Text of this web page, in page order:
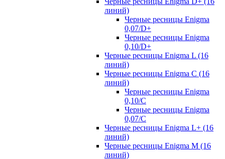
линий)
Черные ресницы Enigma
0,07/D+
Черные ресницы Enigma
0,10/D+
Черные ресницы Enigma L (16
линий)
Черные ресницы Enigma C (16
линий)
Черные ресницы Enigma
0,10/C
Черные ресницы Enigma
0,07/С
Черные ресницы Enigma L+ (16
линий)
Черные ресницы Enigma M (16
линий)